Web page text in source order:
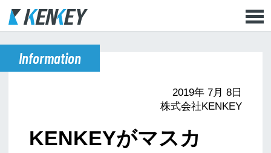
Information
2019年 7月 8日
株式会社KENKEY
KENKEYがマスカ